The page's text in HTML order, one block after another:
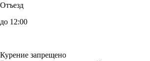
Отъезд
до 12:00
Курение запрещено